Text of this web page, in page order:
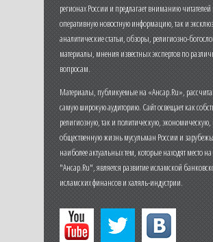
регионах России и предлагает вниманию читателей
оперативную новостную информацию, так и
аналитические статьи, обзоры, религиозно-
материалы, мнения известных экспертов по
вопросам.
Материалы, публикуемые на «Ансар.Ru»,
самую широкую аудиторию. Сайт освещает как
религиозную, так и политическую, экономическую,
общественную жизнь мусульман России и
наиболее актуальных тем, которые находят место
"Ансар.Ru", является развитие исламской
исламских финансов и халяль-индустрии.